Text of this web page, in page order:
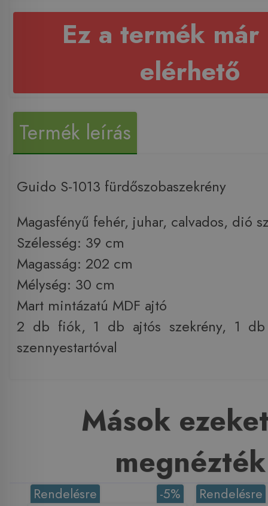
Ez a termék már
elérhető
Termék leírás
Guido S-1013 fürdőszobaszekrény
Magasfényű fehér, juhar, calvados, dió
Szélesség: 39 cm
Magasság: 202 cm
Mélység: 30 cm
Mart mintázatú MDF ajtó
​2 db fiók, 1 db ajtós szekrény, 1 db
szennyestartóval
Mások
megnézték
-5%
Rendelésre Rendelésre